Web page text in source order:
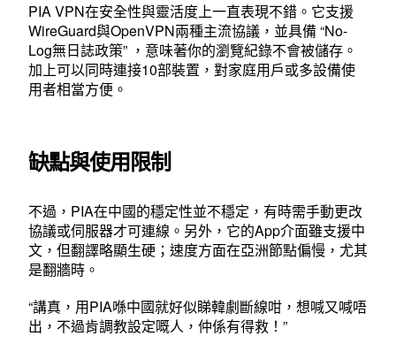
學〉
中
PIA VPN在安全性與靈活度上一直表現不錯。它支援
WireGuard與OpenVPN兩種主流協議，並具備 “No-
Log無日誌政策” ，意味著你的瀏覽紀錄不會被儲存。
加上可以同時連接10部裝置，對家庭用戶或多設備使
用者相當方便。
缺點與使用限制
不過，PIA在中國的穩定性並不穩定，有時需手動更改
協議或伺服器才可連線。另外，它的App介面雖支援中
文，但翻譯略顯生硬；速度方面在亞洲節點偏慢，尤其
是翻牆時。
“講真，用PIA喺中國就好似睇韓劇斷線咁，想喊又喊唔
出，不過肯調教設定嘅人，仲係有得救！”